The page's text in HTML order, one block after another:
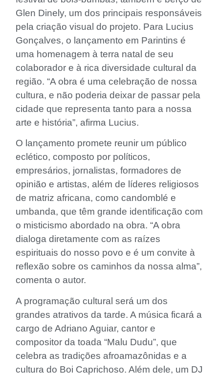
Glen Dinely, um dos principais responsáveis
pela criação visual do projeto. Para Lucius
Gonçalves, o lançamento em Parintins é
uma homenagem à terra natal de seu
colaborador e à rica diversidade cultural da
região. “A obra é uma celebração de nossa
cultura, e não poderia deixar de passar pela
cidade que representa tanto para a nossa
arte e história”, afirma Lucius.
O lançamento promete reunir um público
eclético, composto por políticos,
empresários, jornalistas, formadores de
opinião e artistas, além de líderes religiosos
de matriz africana, como candomblé e
umbanda, que têm grande identificação com
o misticismo abordado na obra. “A obra
dialoga diretamente com as raízes
espirituais do nosso povo e é um convite à
reflexão sobre os caminhos da nossa alma”,
comenta o autor.
A programação cultural será um dos
grandes atrativos da tarde. A música ficará a
cargo de Adriano Aguiar, cantor e
compositor da toada “Malu Dudu”, que
celebra as tradições afroamazônidas e a
cultura do Boi Caprichoso. Além dele, um DJ